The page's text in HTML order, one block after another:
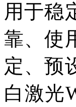
用于稳
靠、使
定、预
白激光